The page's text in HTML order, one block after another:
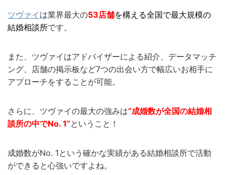
ツヴァイ は業界最大の53店舗を構える全国で最大規模の
結婚相談所です。
また、ツヴァイはアドバイザーによる紹介、データマッチ
ング、店舗の掲示板など7つの出会い方で幅広いお相手に
アプローチをすることが可能。
さらに、ツヴァイの最大の強みは“成婚数が全国の結婚相
談所の中でNo. 1”ということ！
成婚数がNo. 1という確かな実績がある結婚相談所で活動
ができると心強いですよね。